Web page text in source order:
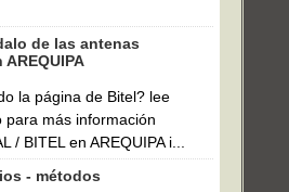
de las antenas
la página de Bitel? lee
para más información
/ BITEL en AREQUIPA i...
- métodos